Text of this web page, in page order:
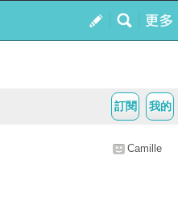
我的
訂閱
Camille